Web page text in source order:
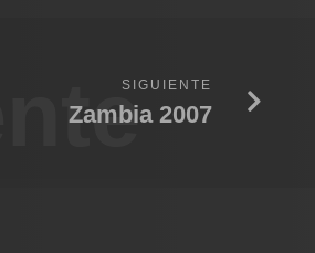
SIGUIENTE
Zambia 2007